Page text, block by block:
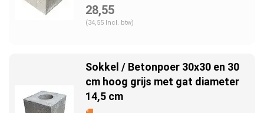
28,55
(34,55 Incl. btw)
Sokkel / Betonpoer 30x30 en 30
cm hoog grijs met gat diameter
14,5 cm